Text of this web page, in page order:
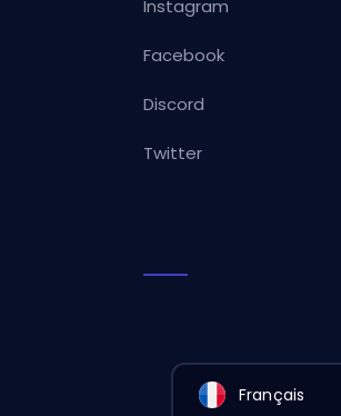
Instagram
Facebook
Discord
Twitter
Français